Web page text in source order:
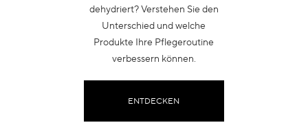
dehydriert? Verstehen Sie den
Unterschied und welche
Produkte Ihre Pflegeroutine
verbessern können.
ENTDECKEN